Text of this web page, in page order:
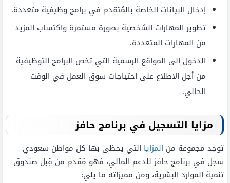
إدخال البيانات الخاصة بالمُتقدم في برامج وظيفية متعددة.
تطوير المهارات الشخصية بصورة مستمرة واكتساب المزيد
من المهارات المتعددة.
الدخول إلى المواقع الرسمية التي تخص البرامج التوظيفية
من أجل الاطلاع على احتياجات سوق العمل في الوقت
الحالي.
مزايا التسجيل في برنامج حافز
توجد مجموعة من المزايا التي يحظى بها كل مواطن سعودي
سجل في برنامج حافز للدعم المالي، فهو مُقدم من قِبل صندوق
تنمية الموارد البشرية، ومن مميزاته ما يلي: